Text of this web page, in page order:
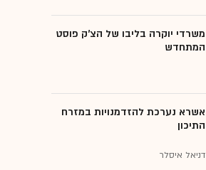
משרדי יוקרה בליבו של הצ'ק פוסט
המתחדש
אשרא נערכת להזדמנויות במזרח
התיכון
דניאל איסלר